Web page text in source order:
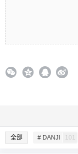
全部 # DANJI 101